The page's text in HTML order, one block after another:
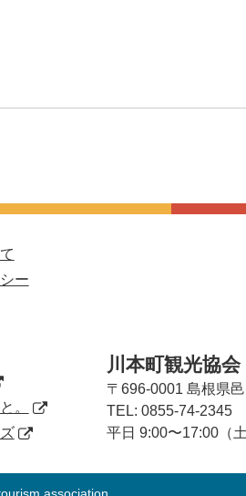
ー
。
川本町観光協会
〒696-0001 島根県
TEL: 0855-74-2345
平日 9:00〜17:00（
association.